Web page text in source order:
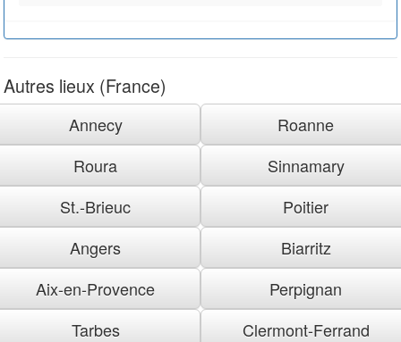
Autres lieux (France)
Annecy
Roanne
Roura
Sinnamary
St.-Brieuc
Poitier
Angers
Biarritz
Aix-en-Provence
Perpignan
Tarbes
Clermont-Ferrand